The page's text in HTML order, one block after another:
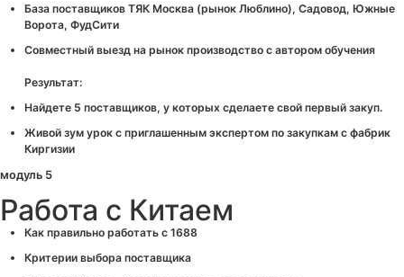
База поставщиков ТЯК Москва (рынок Люблино), Садовод, Южные
Ворота, ФудСити
Совместный выезд на рынок производство с автором обучения
Результат:
Найдете 5 поставщиков, у которых сделаете свой первый закуп.
Живой зум урок с приглашенным экспертом по закупкам с фабрик
Киргизии
модуль 5
Работа с Китаем
Как правильно работать с 1688
Критерии выбора поставщика